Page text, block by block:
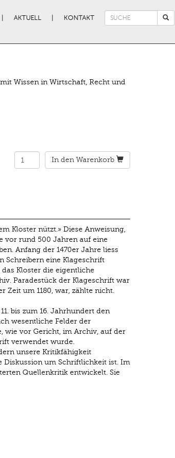
AKTUELL KONTAKT
Suchformular
Wissen in Wirtschaft, Recht und
In den Warenkorb
Kloster nützt.» Diese Anweisung,
vor rund 500 Jahren auf eine
Anfang der 1470er Jahre liess
Schreibern eine Klageschrift
Kloster die eigentliche
Paradestück der Klageschrift war
Zeit um 1180, war, zählte nicht.
bis zum 16. Jahrhundert den
wesentliche Felder der
wie vor Gericht, im Archiv, auf der
verwendet wurde.
unsere Kritikfähigkeit
Diskussion um Schriftlichkeit ist. Im
Quellenkritik entwickelt. Sie